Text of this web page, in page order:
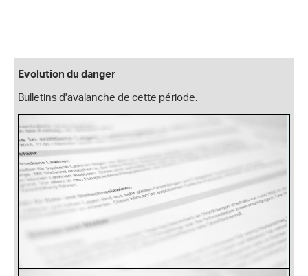
Evolution du danger
Bulletins d'avalanche de cette période.